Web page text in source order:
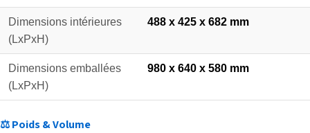
Dimensions intérieures
(LxPxH)
488 x 425 x 682 mm
Dimensions emballées
(LxPxH)
980 x 640 x 580 mm
⚖️ Poids & Volume